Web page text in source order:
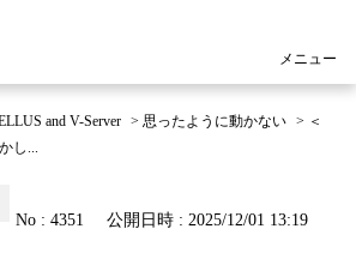
メニュー
and V-Server > 思ったように動かない > ＜
し...
No : 4351 公開日時 : 2025/12/01 13:19